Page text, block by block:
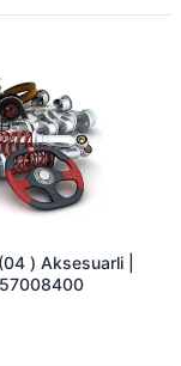
) Aksesuarli |